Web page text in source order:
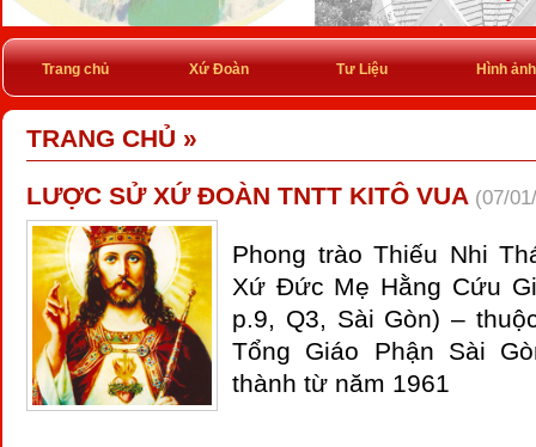
Trang chủ Xứ Đoàn Tư Liệu Hình ảnh
TRANG CHỦ »
LƯỢC SỬ XỨ ĐOÀN TNTT KITÔ VUA (07/
Phong trào Thiếu Nhi
Xứ Đức Mẹ Hằng Cứu
p.9, Q3, Sài Gòn) –
Tổng Giáo Phận Sài
thành từ năm 1961